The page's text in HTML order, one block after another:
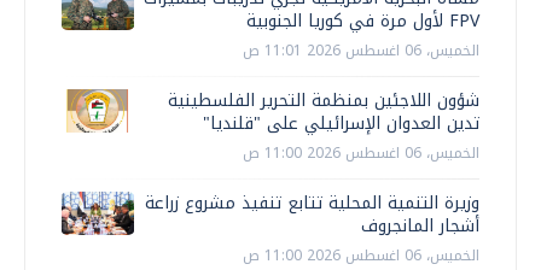
FPV لأول مرة في كوريا الجنوبية
الخميس، 06 اغسطس 2026 11:01 ص
شؤون اللاجئين بمنظمة التحرير الفلسطينية
تدين العدوان الإسرائيلي على "قلنديا"
الخميس، 06 اغسطس 2026 11:00 ص
وزيرة التنمية المحلية تتابع تنفيذ مشروع زراعة
أشجار المانجروف
الخميس، 06 اغسطس 2026 11:00 ص